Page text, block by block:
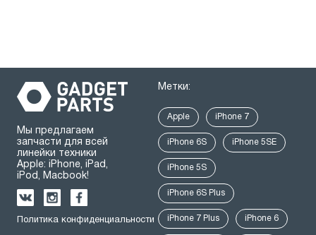
Мы предлагаем
запчасти для всей
линейки техники
Apple: iPhone, iPad,
iPod, Macbook!
Политика конфиденциальности
Метки:
Apple iPhone 7
iPhone 6S iPhone 5SE
iPhone 5S
iPhone 6S Plus
iPhone 7 Plus iPhone 6